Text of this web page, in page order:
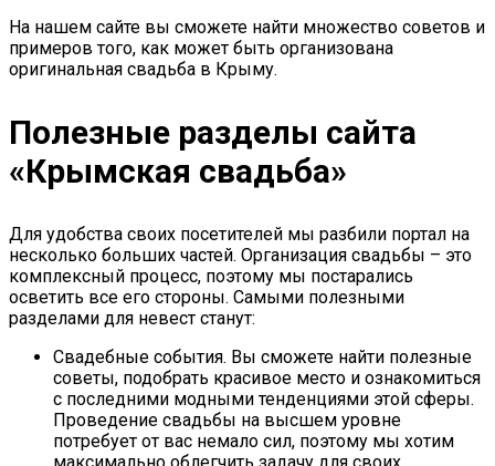
На нашем сайте вы сможете найти множество советов и
примеров того, как может быть организована
оригинальная свадьба в Крыму.
Полезные разделы сайта
«Крымская свадьба»
Для удобства своих посетителей мы разбили портал на
несколько больших частей. Организация свадьбы – это
комплексный процесс, поэтому мы постарались
осветить все его стороны. Самыми полезными
разделами для невест станут:
Свадебные события. Вы сможете найти полезные
советы, подобрать красивое место и ознакомиться
с последними модными тенденциями этой сферы.
Проведение свадьбы на высшем уровне
потребует от вас немало сил, поэтому мы хотим
максимально облегчить задачу для своих